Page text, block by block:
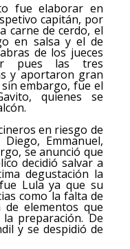
fue elaborar en
capitán, por
carne de cerdo, el
en salsa y el de
de los jueces
pues las tres
y aportaron gran
embargo, fue el
quienes se
en riesgo de
Emmanuel,
se anunció que
decidió salvar a
degustación la
Lula ya que su
como la falta de
elementos que
preparación. De
y se despidió de